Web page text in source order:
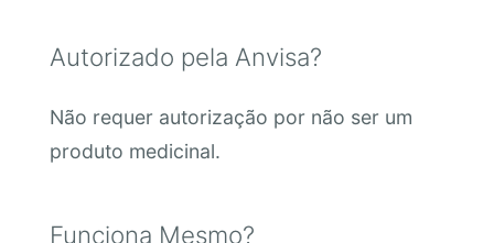
Autorizado pela Anvisa?
Não requer autorização por não ser um
produto medicinal.
Funciona Mesmo?